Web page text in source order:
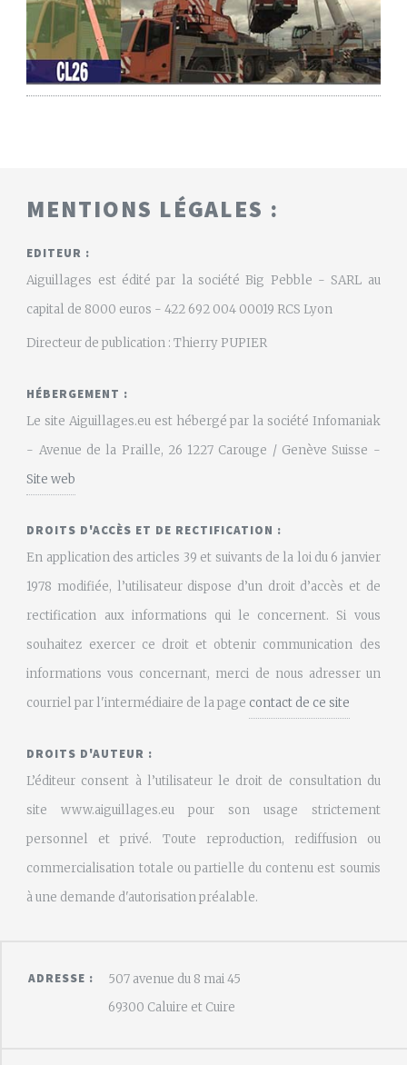
MENTIONS LÉGALES :
EDITEUR :
Aiguillages est édité par la société Big Pebble - SARL au
capital de 8000 euros - 422 692 004 00019 RCS Lyon
Directeur de publication : Thierry PUPIER
HÉBERGEMENT :
Le site Aiguillages.eu est hébergé par la société Infomaniak
- Avenue de la Praille, 26 1227 Carouge / Genève Suisse -
Site web
DROITS D'ACCÈS ET DE RECTIFICATION :
En application des articles 39 et suivants de la loi du 6 janvier
1978 modifiée, l’utilisateur dispose d’un droit d’accès et de
rectification aux informations qui le concernent. Si vous
souhaitez exercer ce droit et obtenir communication des
informations vous concernant, merci de nous adresser un
courriel par l'intermédiaire de la page contact de ce site
DROITS D'AUTEUR :
L’éditeur consent à l’utilisateur le droit de consultation du
site www.aiguillages.eu pour son usage strictement
personnel et privé. Toute reproduction, rediffusion ou
commercialisation totale ou partielle du contenu est soumis
à une demande d'autorisation préalable.
ADRESSE :
507 avenue du 8 mai 45
69300 Caluire et Cuire